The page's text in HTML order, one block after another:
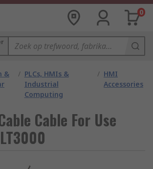
0
&
/ PLCs, HMIs &
Industrial
Computing
/ HMI
Accessories
Cable For Use